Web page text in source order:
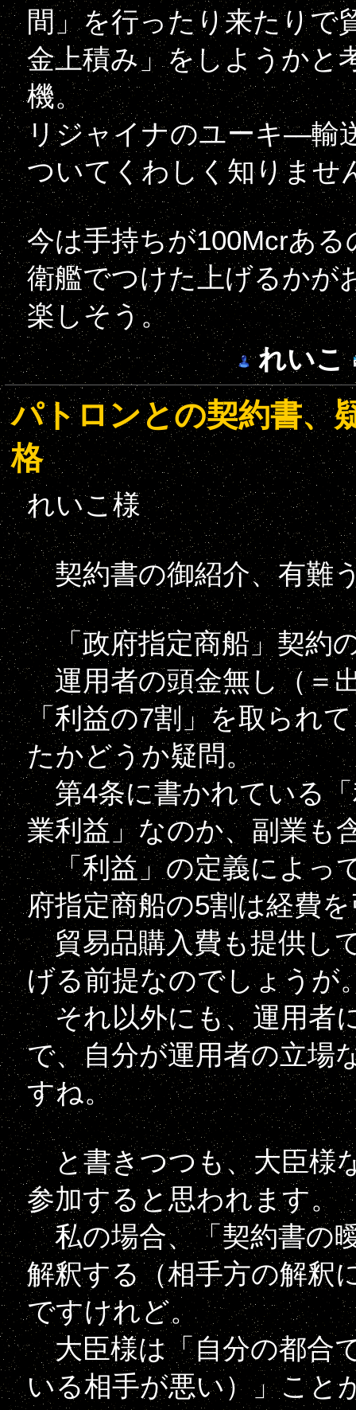
間」を行ったり来たりで
金上積み」をしようかと
機。
リジャイナのユーキ―輸
ついてくわしく知りませ
今は手持ちが100Mcrあ
衛艦でつけた上げるかが
楽しそう。
れいこ
パトロンとの契約書、
格
れいこ様
契約書の御紹介、有難
「政府指定商船」契約
運用者の頭金無し（＝
「利益の7割」を取られ
たかどうか疑問。
第4条に書かれている「
業利益」なのか、副業も
「利益」の定義によっ
府指定商船の5割は経費
貿易品購入費も提供し
げる前提なのでしょうが
それ以外にも、運用者
で、自分が運用者の立場
すね。
と書きつつも、大臣様
参加すると思われます。
私の場合、「契約書の
解釈する（相手方の解釈
ですけれど。
大臣様は「自分の都合
いる相手が悪い）」こと